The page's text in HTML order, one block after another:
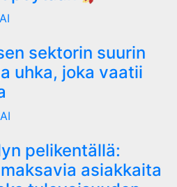
sektorin suurin
uhka, joka vaatii
pelikentällä:
asiakkaita